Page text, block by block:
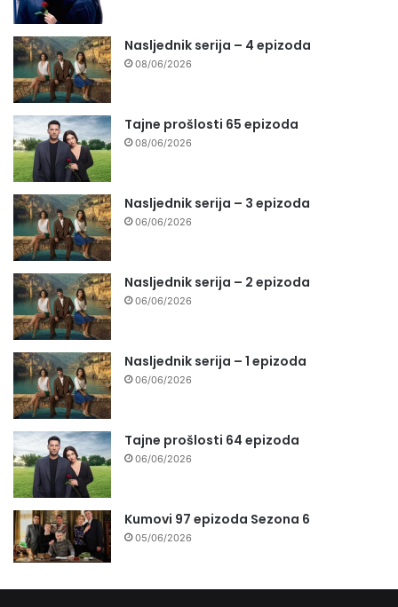
Nasljednik serija – 4 epizoda
08/06/2026
Tajne prošlosti 65 epizoda
08/06/2026
Nasljednik serija – 3 epizoda
06/06/2026
Nasljednik serija – 2 epizoda
06/06/2026
Nasljednik serija – 1 epizoda
06/06/2026
Tajne prošlosti 64 epizoda
06/06/2026
Kumovi 97 epizoda Sezona 6
05/06/2026